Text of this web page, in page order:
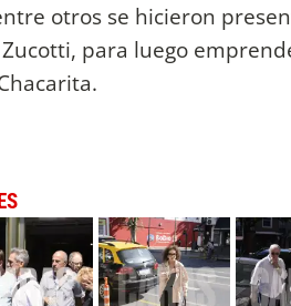
otros se hicieron
para luego